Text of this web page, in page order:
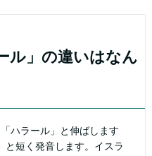
ル」の違いはなん
ハラール」と伸ばします
と短く発音します。イスラ